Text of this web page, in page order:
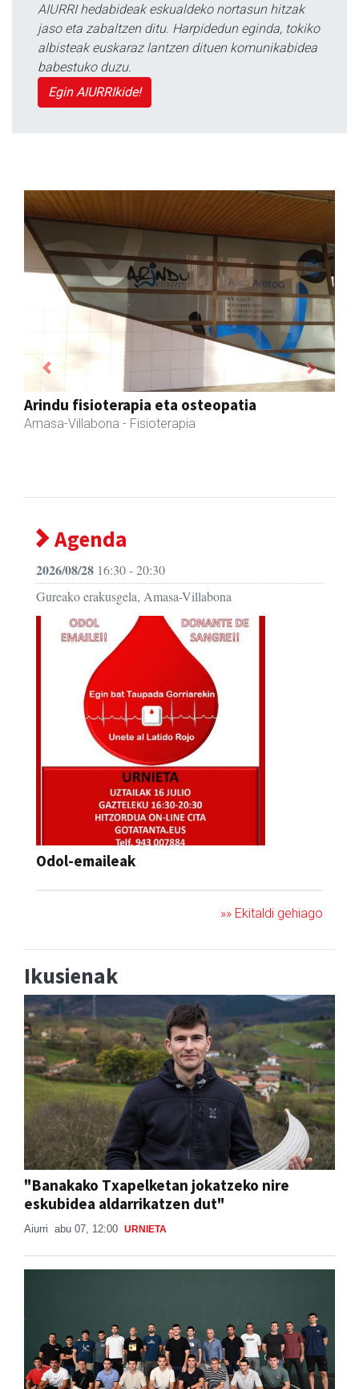
AIURRI hedabideak eskualdeko nortasun hitzak
jaso eta zabaltzen ditu. Harpidedun eginda, tokiko
albisteak euskaraz lantzen dituen komunikabidea
babestuko duzu.
Egin AIURRIkide!
Iraola aholkularitza
Amasa-Villabona - Abokatuak
Previous Next
Agenda
2026/08/28 16:30 - 20:30
Gureako erakusgela, Amasa-Villabona
Odol-emaileak
»» Ekitaldi gehiago
Ikusienak
"Banakako Txapelketan jokatzeko nire
eskubidea aldarrikatzen dut"
Aiurri abu 07, 12:00 URNIETA